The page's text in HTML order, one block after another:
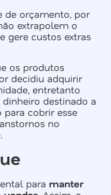
de orçamento, por
extrapolem o
gere custos extras
os produtos
decidiu adquirir
entretanto
destinado a
cobrir esse
no
para manter